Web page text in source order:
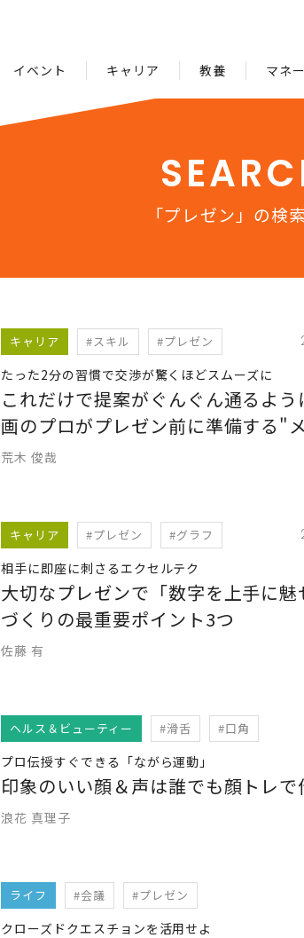
イベント キャリア 教養 マネー
「プレゼン」の検
キャリア #スキル #プレゼン
たった2分の習慣で交渉が驚くほどスムーズに
これだけで提案がぐんぐん通るよ
画のプロがプレゼン前に準備する"
荒木 俊哉
キャリア #プレゼン #グラフ
相手に即座に刺さるエクセルテク
大切なプレゼンで「数字を上手に魅
づくりの最重要ポイント3つ
佐藤 有
ヘルス＆ビューティー #滑舌 #口角
プロ伝授すぐできる「ながら運動」
印象のいい顔＆声は誰でも顔トレで
浪花 真理子
ライフ #会議 #プレゼン
クローズドクエスチョンを活用せよ